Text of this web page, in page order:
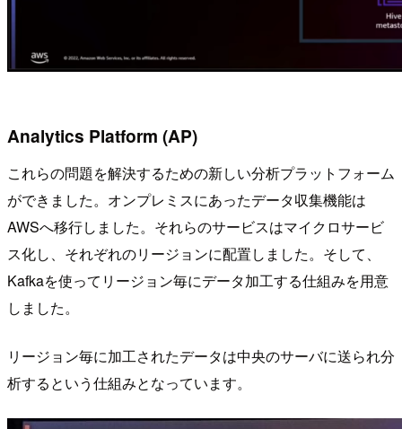
Analytics Platform (AP)
これらの問題を解決するための新しい分析プラットフォーム
ができました。オンプレミスにあったデータ収集機能は
AWSへ移行しました。それらのサービスはマイクロサービ
ス化し、それぞれのリージョンに配置しました。そして、
Kafkaを使ってリージョン毎にデータ加工する仕組みを用意
しました。
リージョン毎に加工されたデータは中央のサーバに送られ分
析するという仕組みとなっています。